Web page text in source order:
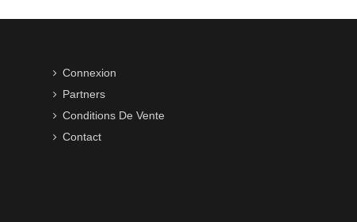
Connexion
Partners
Conditions De Vente
Contact